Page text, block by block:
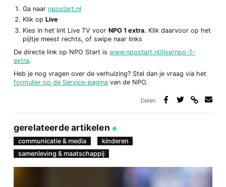
Ga naar npostart.nl
Klik op Live
Kies in het lint Live TV voor NPO 1 extra. Klik daarvoor op het
pijltje meest rechts, of swipe naar links
De directe link op NPO Start is www.npostart.nl/live/npo-1-
extra.
Heb je nog vragen over de verhuizing? Stel dan je vraag via het
formulier op de Service-paginavan de NPO.
Delen
gerelateerde artikelen
communicatie & media
kinderen
samenleving & maatschappij